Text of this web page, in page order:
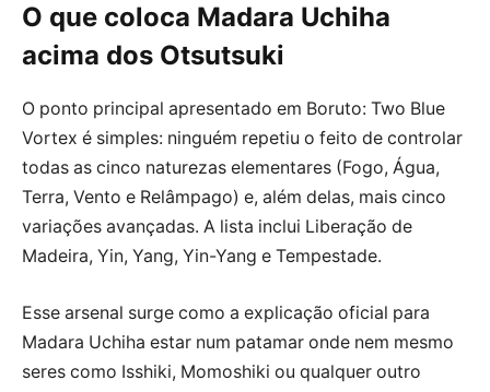
O que coloca Madara Uchiha
acima dos Otsutsuki
O ponto principal apresentado em Boruto: Two Blue
Vortex é simples: ninguém repetiu o feito de controlar
todas as cinco naturezas elementares (Fogo, Água,
Terra, Vento e Relâmpago) e, além delas, mais cinco
variações avançadas. A lista inclui Liberação de
Madeira, Yin, Yang, Yin-Yang e Tempestade.
Esse arsenal surge como a explicação oficial para
Madara Uchiha estar num patamar onde nem mesmo
seres como Isshiki, Momoshiki ou qualquer outro